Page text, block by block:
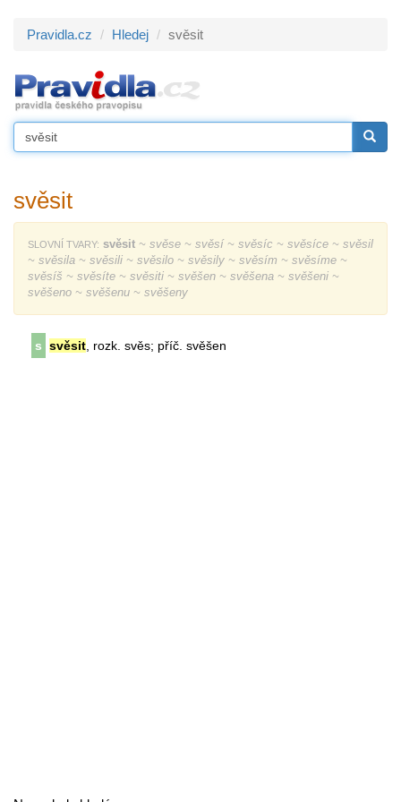
Pravidla.cz Hledej svěsit
svěsit
SLOVNÍ TVARY: svěsit ~ svěse ~ svěsí ~ svěsíc ~ svěsíce ~ svěsil
~ svěsila ~ svěsili ~ svěsilo ~ svěsily ~ svěsím ~ svěsíme ~
svěsíš ~ svěsíte ~ svěsiti ~ svěšen ~ svěšena ~ svěšeni ~
svěšeno ~ svěšenu ~ svěšeny
s svěsit , rozk. svěs; příč. svěšen